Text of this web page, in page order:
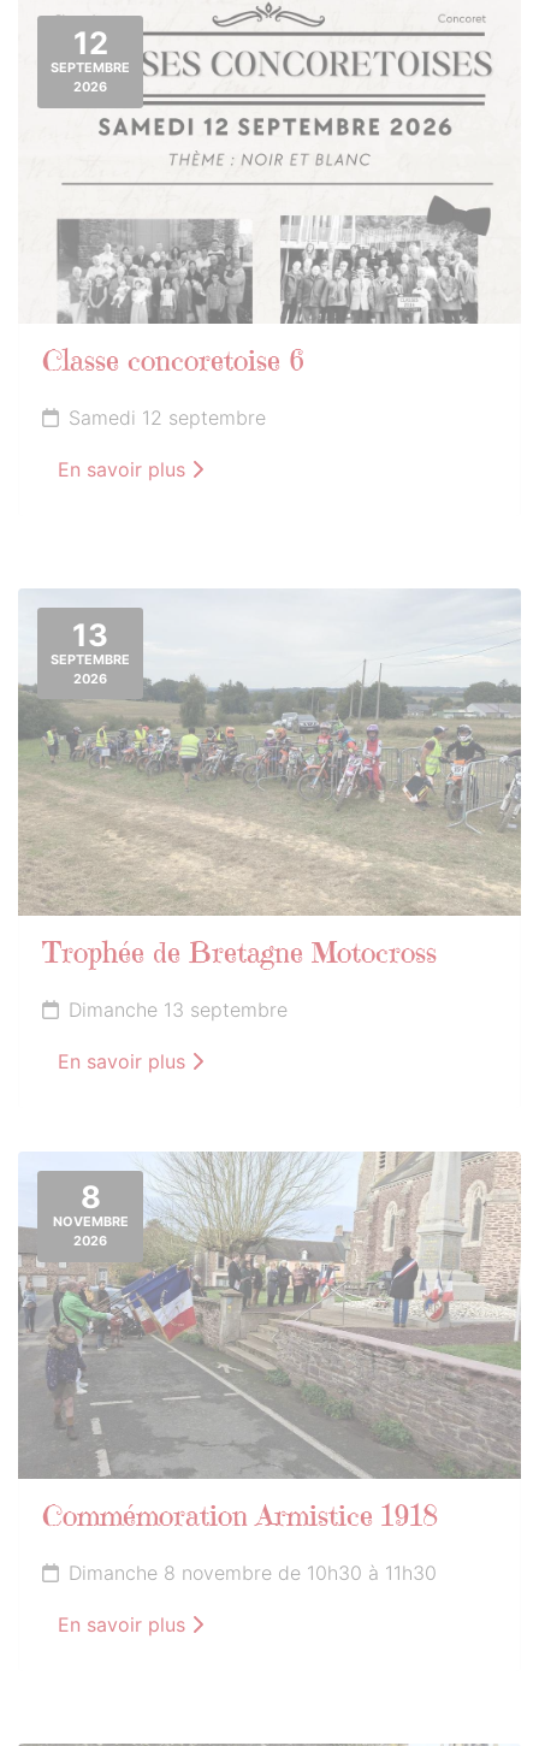
12
SEPTEMBRE
2026
Classe concoretoise 6
Samedi 12 septembre
En savoir plus
13
SEPTEMBRE
2026
Trophée de Bretagne Motocross
Dimanche 13 septembre
En savoir plus
8
NOVEMBRE
2026
Commémoration Armistice 1918
Dimanche 8 novembre de 10h30 à 11h30
En savoir plus